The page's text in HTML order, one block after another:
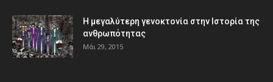
Η μεγαλύτερη γενοκτονία στην Ιστορία της
ανθρωπότητας
Μάι 29, 2015